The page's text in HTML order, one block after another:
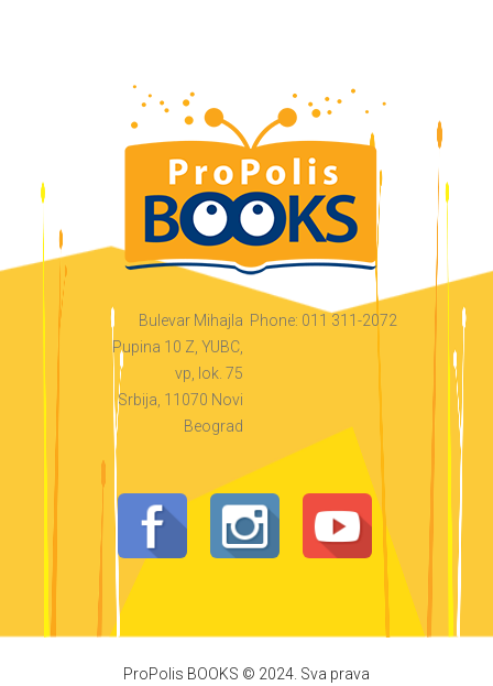
Phone: 011 311-2072
Bulevar Mihajla
Pupina 10 Z, YUBC,
vp, lok. 75
Srbija, 11070 Novi
Beograd
ProPolis BOOKS © 2024. Sva prava